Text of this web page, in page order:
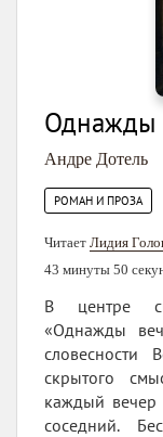
Однажды
Андре Дотель
РОМАН И ПРОЗА
Читает Лидия
43 минуты 50
В центре
«Однажды
словесности
скрытого
каждый вечер
соседний.